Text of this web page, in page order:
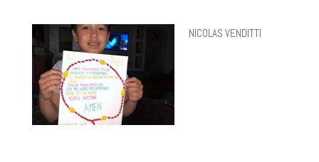
NICOLAS VENDITTI